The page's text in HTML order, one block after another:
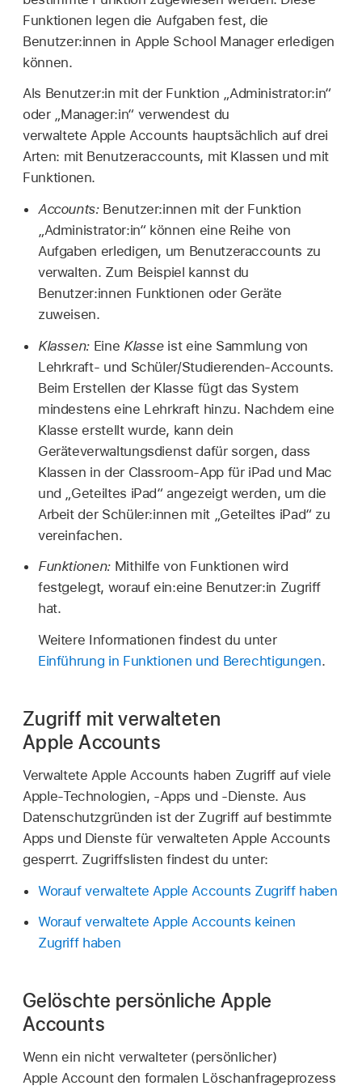
Funktionen legen die Aufgaben fest, die
Benutzer:innen in Apple School Manager erledigen
können.
Als Benutzer:in mit der Funktion „Administrator:in“
oder „Manager:in“ verwendest du
verwaltete Apple Accounts hauptsächlich auf drei
Arten: mit Benutzeraccounts, mit Klassen und mit
Funktionen.
Accounts: Benutzer:innen mit der Funktion
„Administrator:in“ können eine Reihe von
Aufgaben erledigen, um Benutzeraccounts zu
verwalten. Zum Beispiel kannst du
Benutzer:innen Funktionen oder Geräte
zuweisen.
Klassen: Eine Klasseist eine Sammlung von
Lehrkraft- und Schüler/Studierenden-Accounts.
Beim Erstellen der Klasse fügt das System
mindestens eine Lehrkraft hinzu. Nachdem eine
Klasse erstellt wurde, kann dein
Geräteverwaltungsdienst dafür sorgen, dass
Klassen in der Classroom-App für iPad und Mac
und
„Geteiltes iPad“ angezeigt werden, um die
Arbeit der Schüler:innen mit
„Geteiltes iPad“ zu
vereinfachen.
Funktionen: Mithilfe von Funktionen wird
festgelegt, worauf ein:eine Benutzer:in Zugriff
hat.
Weitere Informationen findest du unter
Einführung in Funktionen und Berechtigungen.
Zugriff mit verwalteten
Apple Accounts
Verwaltete Apple Accounts haben Zugriff auf viele
Apple-Technologien, -Apps und -Dienste. Aus
Datenschutzgründen ist der Zugriff auf bestimmte
Apps und Dienste für verwalteten Apple Accounts
gesperrt. Zugriffslisten findest du unter:
Worauf verwaltete Apple Accounts Zugriff haben
Worauf verwaltete Apple Accounts keinen
Zugriff haben
Gelöschte persönliche Apple
Accounts
Wenn ein nicht verwalteter (persönlicher)
Apple Accountden formalen Löschanfrageprozess